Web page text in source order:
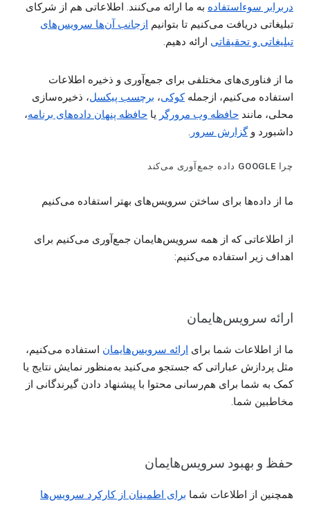
دربرابر سوءاستفاده به ما ارائه می‌کنند. اطلاعاتی هم از شرکای
تبلیغاتی دریافت می‌کنیم تا بتوانیم ازجانب آن‌ها سرویس‌های
تبلیغاتی و تحقیقاتی ارائه دهیم.
ما از فناوری‌های مختلفی برای جمع‌آوری و ذخیره اطلاعات
استفاده می‌کنیم، ازجملهکوکی‌، برچسب پیکسل، ذخیره‌سازی
محلی، مانند حافظه وب مرورگر یا حافظه‌ پنهان داده‌های برنامه،
داشبورد وگزارش‌ سرور .
چرا GOOGLE داده جمع‌آوری می‌کند
ما از داده‌ها برای ساختن سرویس‌های بهتر استفاده می‌کنیم
از اطلاعاتی که از همه سرویس‌هایمان جمع‌آوری می‌کنیم برای
اهداف زیر استفاده می‌کنیم:
ارائه سرویس‌هایمان
ما از اطلاعات شما برای ارائه سرویس‌هایمان استفاده می‌کنیم،
مثل پردازش عباراتی که جستجو می‌کنید به‌منظور نمایش نتایج یا
کمک به شما برای هم‌رسانی محتوا با پیشنهاد دادن گیرندگانی از
مخاطبین شما.
حفظ و بهبود سرویس‌هایمان
همچنین از اطلاعات شما برای اطمینان از کارکرد سرویس‌ها